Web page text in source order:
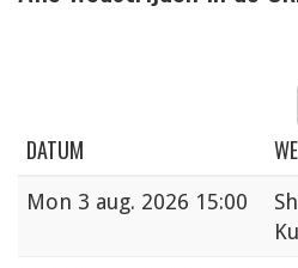
DATUM
Mon 3 aug. 2026 15:00